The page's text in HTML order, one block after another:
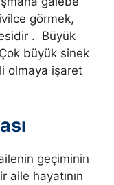
görmek,
. Büyük
büyük sinek
olmaya işaret
geçiminin
aile hayatının